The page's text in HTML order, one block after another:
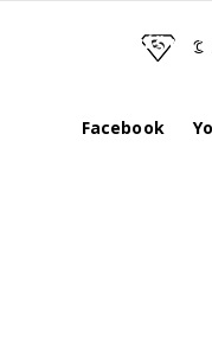
TOMÁŠ ©
Facebook